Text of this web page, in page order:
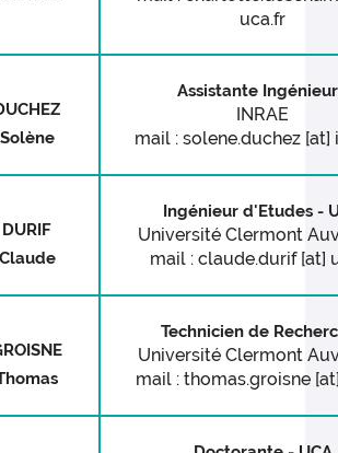
uca.fr
Solène
Assistante
INRAE
mail : solene.duchez [at]
DURIF
Claude
Ingénieur d'Etudes -
Université Clermont
mail : claude.durif [at]
Technicien de
Université Clermont
mail : thomas.groisne